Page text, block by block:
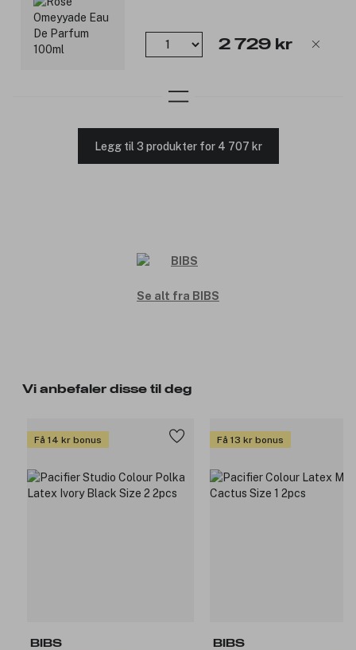
2 729 kr
Legg til 3 produkter for 4 707 kr
Se alt fra BIBS
Vi anbefaler disse til deg
Få 14 kr bonus
BIBS
Få 13 kr bonus
BIBS